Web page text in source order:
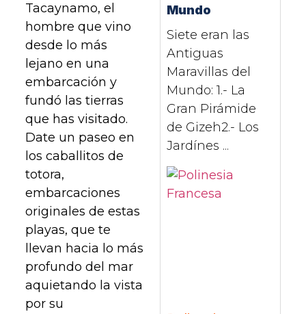
Tacaynamo, el
hombre que vino
desde lo más
lejano en una
embarcación y
fundó las tierras
que has visitado.
Date un paseo en
los caballitos de
totora,
embarcaciones
originales de estas
playas, que te
llevan hacia lo más
profundo del mar
aquietando la vista
por su
Mundo
Siete eran las
Antiguas
Maravillas del
Mundo: 1.- La
Gran Pirámide
de Gizeh2.- Los
Jardínes ...